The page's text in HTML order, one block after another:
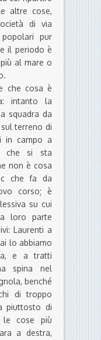
altre cose,
di via
pur
il periodo è
al mare o
che cosa è
intanto la
squadra da
terreno di
in campo a
che si sta
non è cosa
che fa da
corso; è
su cui
loro parte
Laurenti a
lo abbiamo
e a tratti
spina nel
benché
di troppo
piuttosto di
le cose più
a destra,